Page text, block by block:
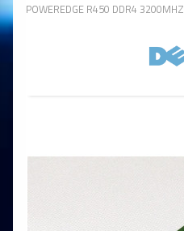
POWEREDGE R450 DDR4 3200MHZ